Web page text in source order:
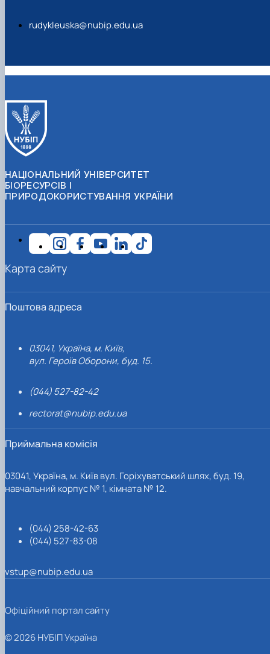
rudykleuska@nubip.edu.ua
НАЦІОНАЛЬНИЙ УНІВЕРСИТЕТ
БІОРЕСУРСІВ І
ПРИРОДОКОРИСТУВАННЯ УКРАЇНИ
Поштова адреса
03041, Україна, м. Київ,
вул. Героїв Оборони, буд. 15.
(044) 527-82-42
rectorat@nubip.edu.ua
Приймальна комісія
03041, Україна, м. Київ вул. Горіхуватський шлях, буд. 19,
навчальний корпус № 1, кімната № 12.
(044) 258-42-63
(044) 527-83-08
vstup@nubip.edu.ua
Карта сайту
Офіційний портал сайту
© 2026 НУБІП Україна